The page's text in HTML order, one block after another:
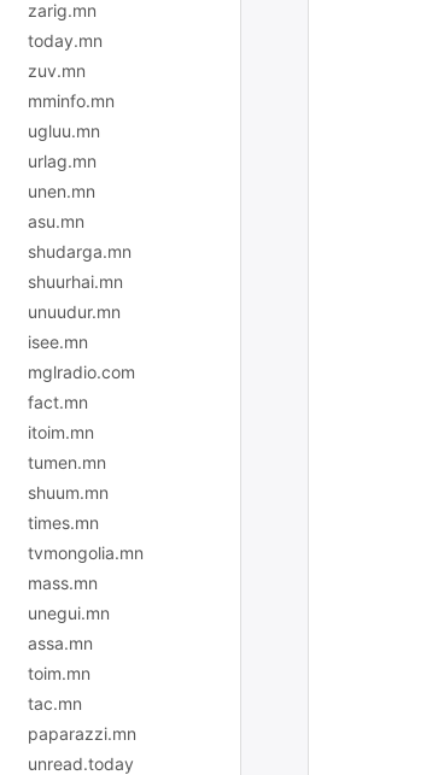
zarig.mn
today.mn
zuv.mn
mminfo.mn
ugluu.mn
urlag.mn
unen.mn
asu.mn
shudarga.mn
shuurhai.mn
unuudur.mn
isee.mn
mglradio.com
fact.mn
itoim.mn
tumen.mn
shuum.mn
times.mn
tvmongolia.mn
mass.mn
unegui.mn
assa.mn
toim.mn
tac.mn
paparazzi.mn
unread.today